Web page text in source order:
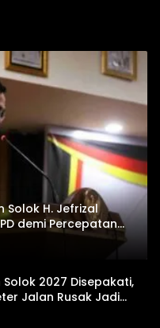
Solok H. Jefrizal
demi Percepatan
Solok 2027 Disepakati,
Jalan Rusak Jadi